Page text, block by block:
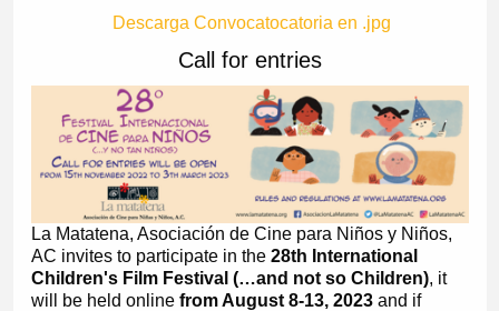
Descarga Convocatocatoria en .jpg
Call for entries
La Matatena, Asociación de Cine para Niños y Niños,
AC invites to participate in the 28th International
Children's Film Festival (…and not so Children), it
will be held online from August 8-13, 2023and if